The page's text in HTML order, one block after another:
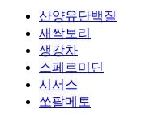
산양유단백질
새싹보리
생강차
스페르미딘
시서스
쏘팔메토